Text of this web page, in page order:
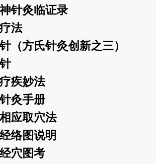
针灸临证录
法
（方氏针灸创新之三）
疾妙法
灸手册
应取穴法
络图说明
穴图考